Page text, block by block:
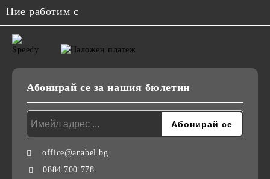
Ние работим с
Абонирай се за нашия бюлетин
office@anabel.bg
0884 700 778